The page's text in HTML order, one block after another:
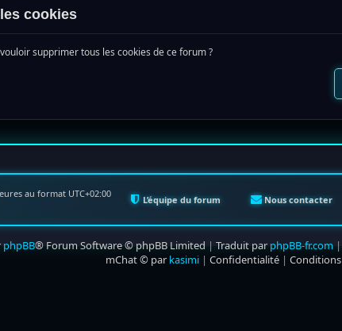
cookies
supprimer tous les cookies de ce forum ?
forumau format UTC+02:00
L’équipe du forum Nous contacter
phpBB® Forum Software © phpBB Limited | Traduit parphpBB-fr.com |
mChat © par kasimi| Confidentialité| Conditions